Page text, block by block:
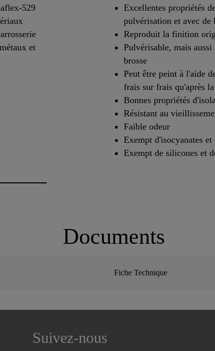
529
et
Excellentes propriétés
pulvérisation et avec de
Reproduit la finition
Pulvérisable, mais
brosse
Peut être peint à l'aide
frais sur frais qu'après
Bonnes propriétés
Résistant au
Faible odeur
Exempt d'isocyanates et
Exempt de silicones et
Documents
Fiche Technique
Suivez-nous